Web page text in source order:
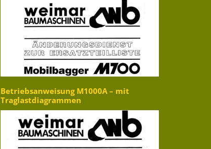
Betriebsanweisung M1000A – mit
Traglastdiagrammen